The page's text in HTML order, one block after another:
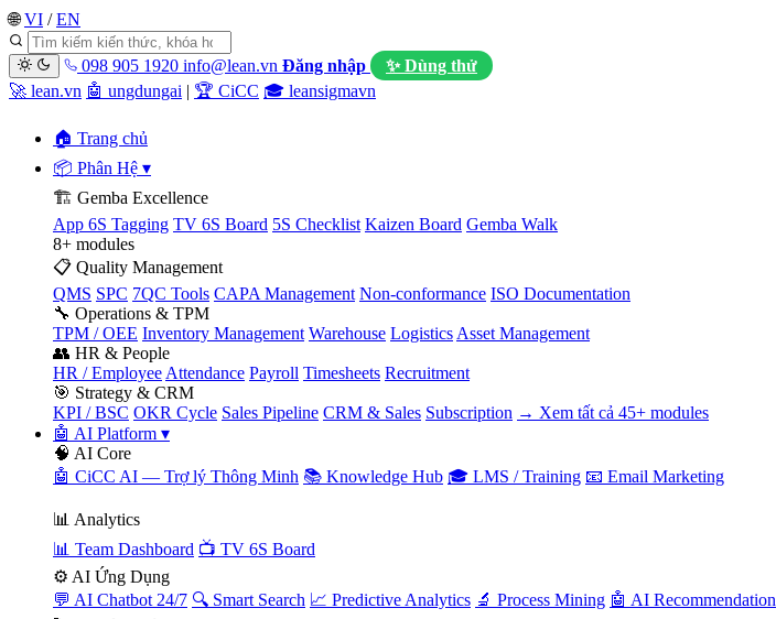
🌐 VI / EN
098 905 1920 info@lean.vn Đăng nhập
✨ Dùng thử
🚀 lean.vn 🤖 ungdungai | 🏆 CiCC 🎓 leansigmavn
🏠 Trang chủ
📦 Phân Hệ ▾
🏗️ Gemba Excellence
App 6S Tagging TV 6S Board 5S Checklist Kaizen Board Gemba Walk
8+ modules
📋 Quality Management
QMS SPC 7QC Tools CAPA Management Non-conformance ISO Documentation
🔧 Operations & TPM
TPM / OEE Inventory Management Warehouse Logistics Asset Management
👥 HR & People
HR / Employee Attendance Payroll Timesheets Recruitment
🎯 Strategy & CRM
KPI / BSC OKR Cycle Sales Pipeline CRM & Sales Subscription → Xem tất cả 45+ modules
🤖 AI Platform ▾
🧠 AI Core
🤖 CiCC AI — Trợ lý Thông Minh 📚 Knowledge Hub 🎓 LMS / Training 📧 Email Marketing
📊 Analytics
📊 Team Dashboard 📺 TV 6S Board
⚙️ AI Ứng Dụng
💬 AI Chatbot 24/7 🔍 Smart Search 📈 Predictive Analytics 🔬 Process Mining 🤖 AI Recommendation